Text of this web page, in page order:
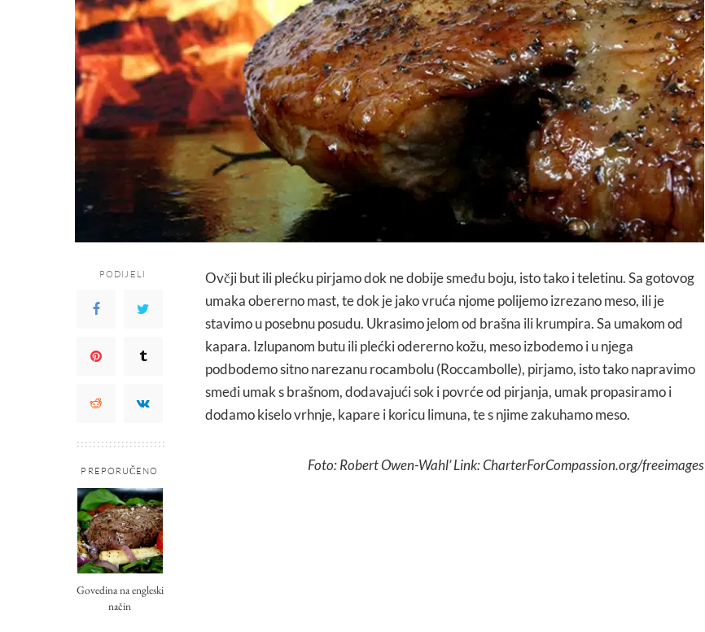
PODIJELI
PREPORUČENO
Govedina na engleski
način
Ovčji but ili plećku pirjamo dok ne dobije smeđu boju, isto tako i teletinu. Sa gotovog
umaka obererno mast, te dok je jako vruća njome polijemo izrezano meso, ili je
stavimo u posebnu posudu. Ukrasimo jelom od brašna ili krumpira. Sa umakom od
kapara. Izlupanom butu ili plećki odererno kožu, meso izbodemo i u njega
podbodemo sitno narezanu rocambolu (Roccambolle), pirjamo, isto tako napravimo
smeđi umak s brašnom, dodavajući sok i povrće od pirjanja, umak propasiramo i
dodamo kiselo vrhnje, kapare i koricu limuna, te s njime zakuhamo meso.
Foto: Robert Owen-Wahl’ Link: CharterForCompassion.org/freeimages